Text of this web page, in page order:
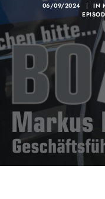
06/09/2024 | IN